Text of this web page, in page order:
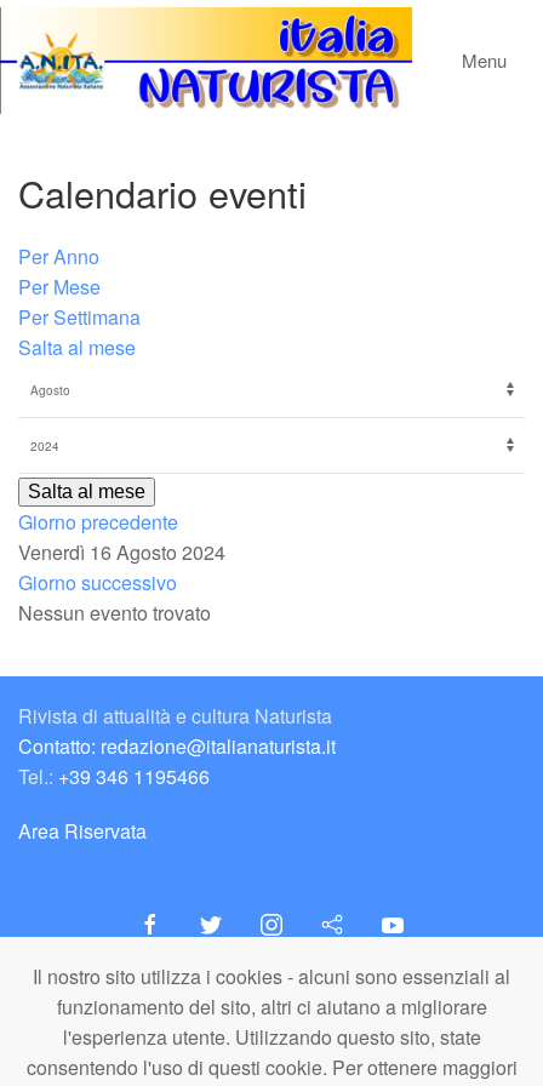
Il nostro sito utilizza i cookies - alcuni sono essenziali al
funzionamento del sito, altri ci aiutano a migliorare
l'esperienza utente. Utilizzando questo sito, state
consentendo l'uso di questi cookie. Per ottenere maggiori
Menu
Calendario eventi
Per Anno
Per Mese
Per Settimana
Salta al mese
Salta al mese
Giorno precedente
Venerdì 16 Agosto 2024
Giorno successivo
Nessun evento trovato
Rivista di attualità e cultura Naturista
Contatto: redazione@italianaturista.it
Tel.: +39 346 1195466
Area Riservata
italiaNATURISTA
Editore e Redazione
A.N.ITA. Associazione Naturista Italiana (APS)
C.F. 80203710159